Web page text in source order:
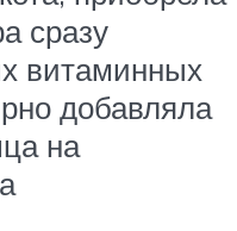
сразу
витаминных
добавляла
на